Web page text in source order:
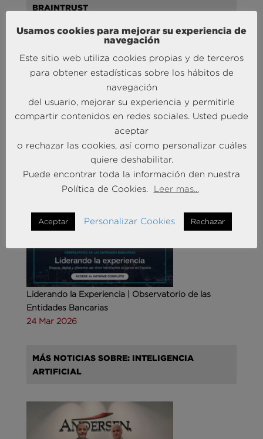
BRAINTRUST
Andersen Consulting refuerza su crecimiento en
España con la incorporación de Francisco Puertas
como Socio Responsable de Human Capital
COMPETITIVA
Liderando la Experiencia | Observatorio de las
Entidades Bancarias
24 Mar 2026
MÁS NOTICIAS SOBRE: INTELIGENCIA
ARTIFICIAL
Usamos cookies para mejorar su experiencia de
navegación
Este sitio web utiliza cookies propias y de terceros
para obtener estadísticas sobre los hábitos de
navegación
del usuario, mejorar su experiencia y permitirle
compartir contenidos en redes sociales. Usted puede
aceptar
o rechazar las cookies, así como personalizar cuáles
quiere deshabilitar.
Puede encontrar toda la información den nuestra
Política de Cookies.
Leer mas...
Aceptar Personalizar Cookies Rechazar